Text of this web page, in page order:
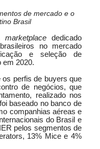
de mercado e o
Brasil
marketplace dedicado
no mercado
e seleção de
em 2020.
os perfis de buyers que
de negócios, que
realizado nos
baseado no banco de
companhias aéreas e
do Brasil e
pelos segmentos de
13% Mice e 4%